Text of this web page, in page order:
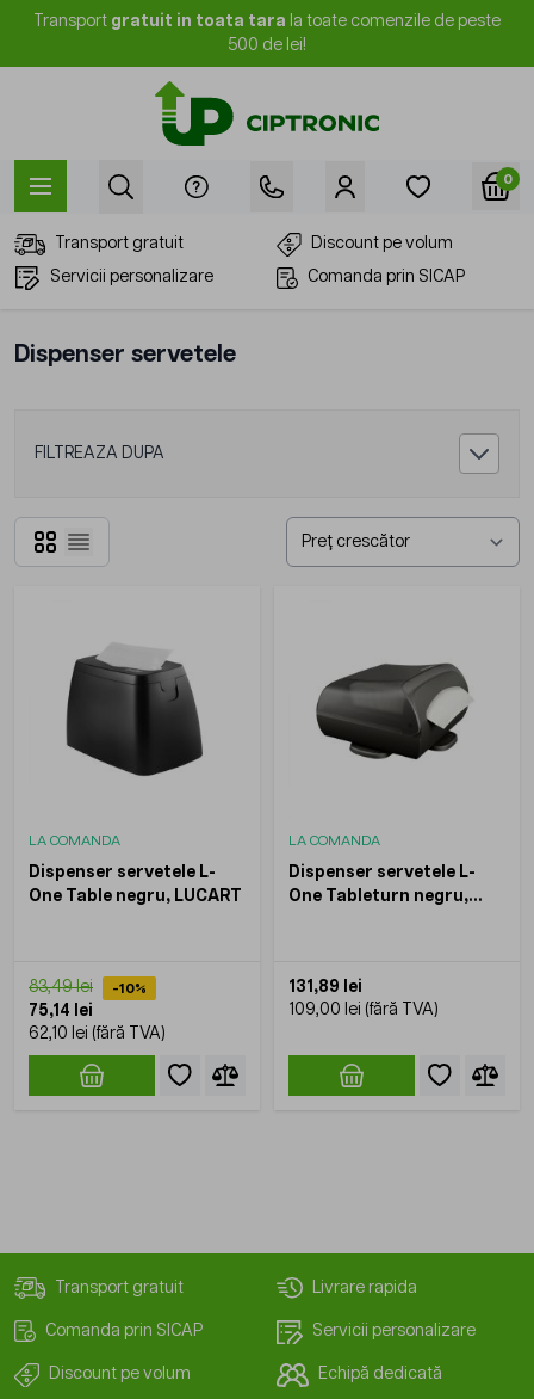
Mergi la Conținut
Transport gratuit in toata tara la toate comenzile de peste
500 de lei!
0
Transport gratuit
Discount pe volum
Servicii personalizare
Comanda prin SICAP
Dispenser servetele
FILTREAZA DUPA
Grilă
Listă
LA COMANDA
Dispenser servetele L-
One Table negru, LUCART
83,49 lei -10%
75,14 lei
62,10 lei
LA COMANDA
Dispenser servetele L-
One Tableturn negru,
131,89 lei
109,00 lei
Transport gratuit Livrare rapida
Comanda prin SICAP Servicii personalizare
Discount pe volum Echipă dedicată